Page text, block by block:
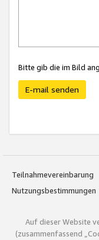
Bitte gib die im Bild
E-mail senden
Teilnahmevereinbarung
Nutzungsbestimmungen
Auf dieser Website
(zusammenfassend